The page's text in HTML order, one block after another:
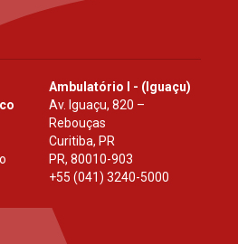
Ambulatório I - (Iguaçu)
Av. Iguaçu, 820 –
Rebouças
Curitiba, PR
PR, 80010-903
+55 (041) 3240-5000